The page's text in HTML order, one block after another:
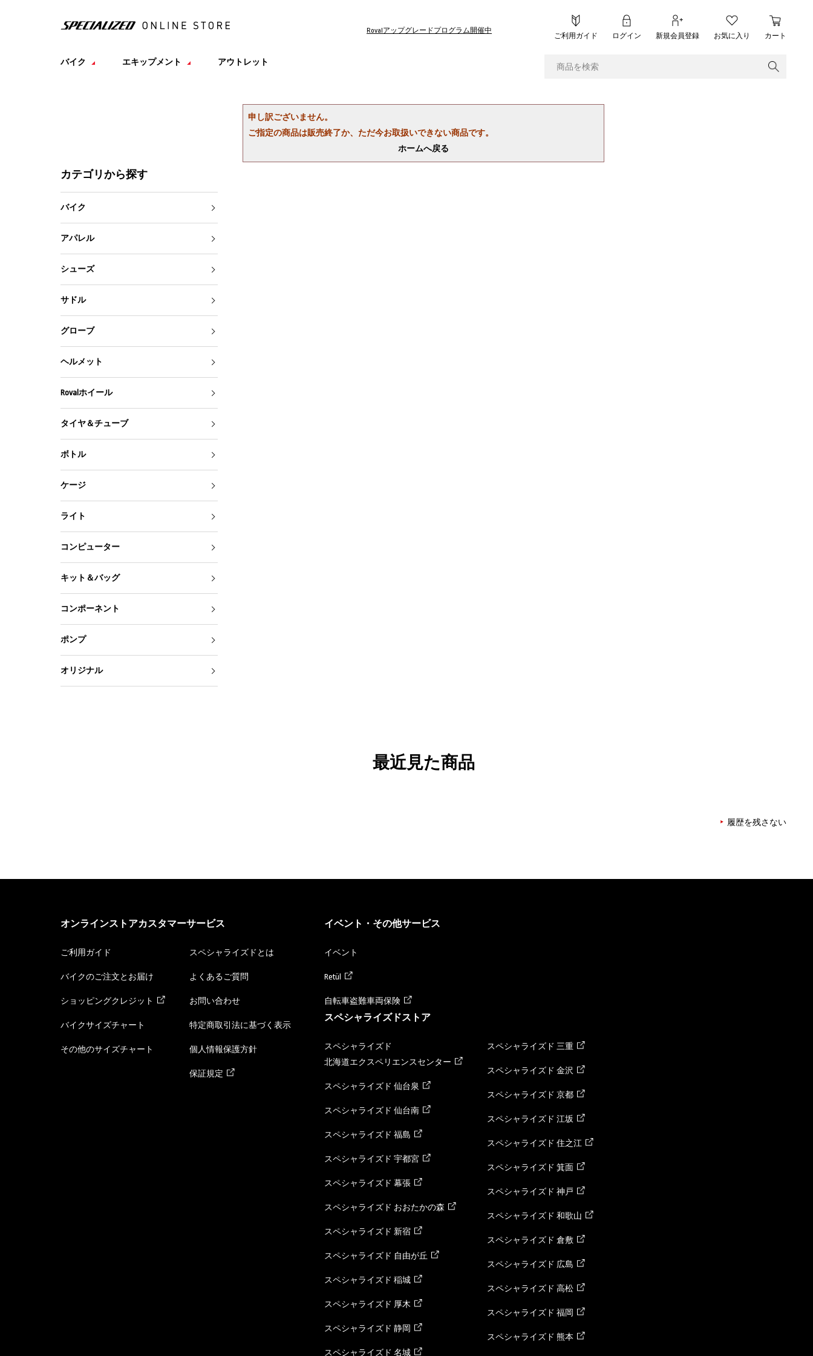
Rovalアップグレードプログラム開催中
ご利用ガイド ログイン 新規会員登録 お気に入り カート
バイク エキップメント アウトレット
申し訳ございません。
ご指定の商品は販売終了か、ただ今お取扱いできない商品です。
ホームへ戻る
カテゴリから探す
バイク
アパレル
シューズ
サドル
グローブ
ヘルメット
Rovalホイール
タイヤ＆チューブ
ボトル
ケージ
ライト
コンピューター
キット＆バッグ
コンポーネント
ポンプ
オリジナル
最近見た商品
履歴を残さない
オンラインストアカスタマーサービス
ご利用ガイド
バイクのご注文とお届け
ショッピングクレジット
バイクサイズチャート
その他のサイズチャート
スペシャライズドとは
よくあるご質問
お問い合わせ
特定商取引法に基づく表示
個人情報保護方針
保証規定
イベント・その他サービス
イベント
Retül
自転車盗難車両保険
スペシャライズドストア
スペシャライズド
北海道エクスペリエンスセンター
スペシャライズド 仙台泉
スペシャライズド 仙台南
スペシャライズド 福島
スペシャライズド 宇都宮
スペシャライズド 幕張
スペシャライズド おおたかの森
スペシャライズド 新宿
スペシャライズド 自由が丘
スペシャライズド 稲城
スペシャライズド 厚木
スペシャライズド 静岡
スペシャライズド 名城
スペシャライズド 三重
スペシャライズド 金沢
スペシャライズド 京都
スペシャライズド 江坂
スペシャライズド 住之江
スペシャライズド 箕面
スペシャライズド 神戸
スペシャライズド 和歌山
スペシャライズド 倉敷
スペシャライズド 広島
スペシャライズド 高松
スペシャライズド 福岡
スペシャライズド 熊本